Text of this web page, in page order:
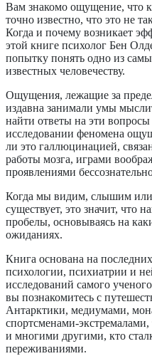
Вам знакомо ощущение, что
точно известно, что это не
Когда и почему возникает
этой книге психолог Бен
попытку понять одно из
известных человечеству.
Ощущения, лежащие за
издавна занимали умы
найти ответы на эти
исследовании феномена
ли это галлюцинацией,
работы мозга, играми
проявлениями
Когда мы видим, слышим
существует, это значит, что
пробелы, основываясь на
ожиданиях.
Книга основана на
психологии, психиатрии и
исследований самого
вы познакомитесь с
Антарктики, медиумами,
спортсменами-
и многими другими, кто
переживаниями.